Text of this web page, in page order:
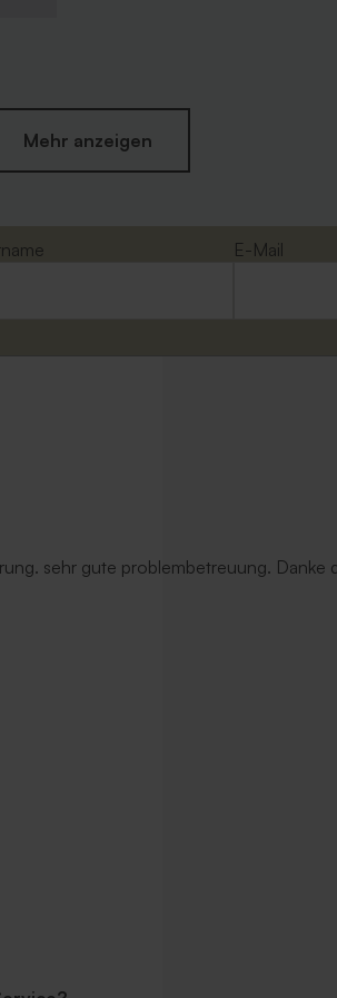
Mehr anzeigen
E-Mail
sehr gute problembetreuung. Danke